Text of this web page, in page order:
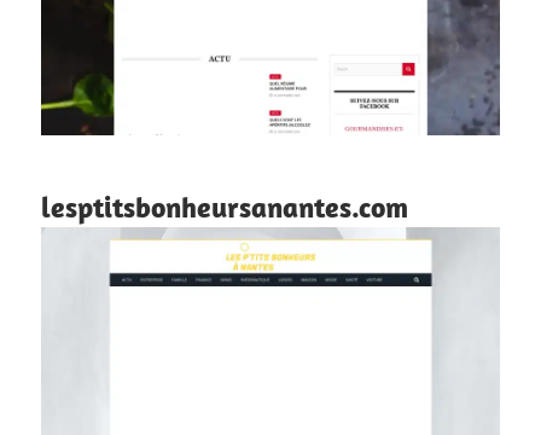
lesptitsbonheursanantes.com